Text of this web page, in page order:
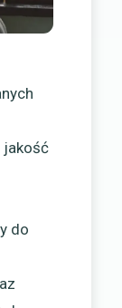
jakość
do